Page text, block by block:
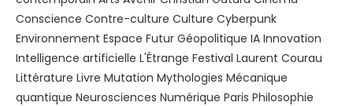
Conscience Contre-culture Culture Cyberpunk
Environnement Espace Futur Géopolitique IA Innovation
Intelligence artificielle L'Étrange Festival Laurent Courau
Littérature Livre Mutation Mythologies Mécanique
quantique Neurosciences Numérique Paris Philosophie